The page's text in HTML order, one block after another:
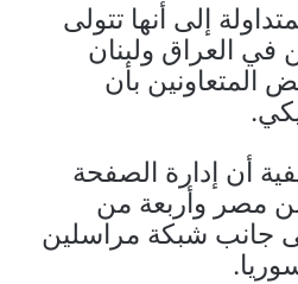
إلى أنها تتولى
في العراق ولبنان
المتعاونين بأن
أن إدارة الصفحة
مصر وأربعة من
جانب شبكة مراسلين